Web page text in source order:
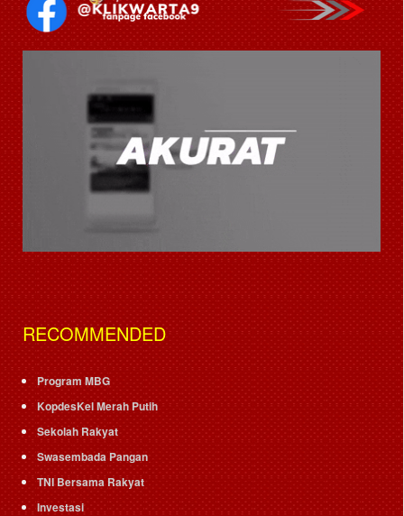
RECOMMENDED
Program MBG
KopdesKel Merah Putih
Sekolah Rakyat
Swasembada Pangan
TNI Bersama Rakyat
Investasi